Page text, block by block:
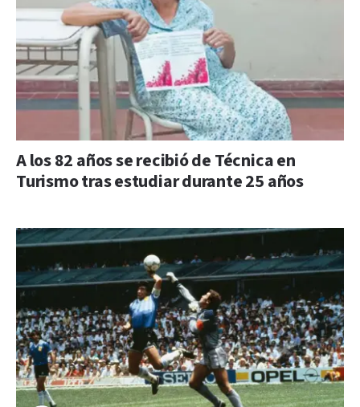
A los 82 años se recibió de Técnica en
Turismo tras estudiar durante 25 años